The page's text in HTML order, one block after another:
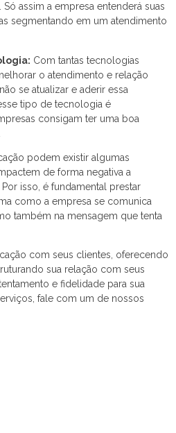
assim a empresa entenderá suas
segmentando em um atendimento
Com tantas tecnologias
o atendimento e relação
se atualizar e aderir essa
tipo de tecnologia é
consigam ter uma boa
podem existir algumas
de forma negativa a
isso, é fundamental prestar
como a empresa se comunica
também na mensagem que tenta
com seus clientes, oferecendo
sua relação com seus
e fidelidade para sua
fale com um de nossos